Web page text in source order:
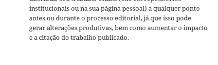
institucionais ou na sua página pessoal) a qualquer ponto
antes ou durante o processo editorial, já que isso pode
gerar alterações produtivas, bem como aumentar o impacto
e a citação do trabalho publicado.